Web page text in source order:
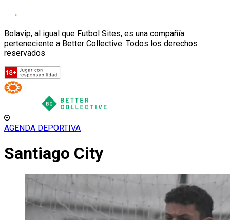
Bolavip, al igual que Futbol Sites, es una compañía
perteneciente a Better Collective. Todos los derechos
reservados
AGENDA DEPORTIVA
Santiago City